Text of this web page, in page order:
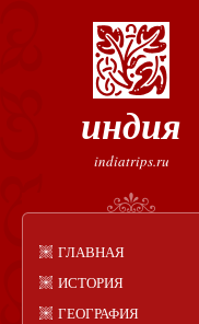
индия
indiatrips.ru
ГЛАВНАЯ
ИСТОРИЯ
ГЕОГРАФИЯ